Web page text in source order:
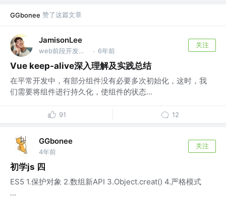
GGbonee 赞了这篇文章
JamisonLee
web前段开发工程师 · 6年前
关注
Vue keep-alive深入理解及实践总结
在平常开发中，有部分组件没有必要多次初始化，这时，我
们需要将组件进行持久化，使组件的状态...
91 12
GGbonee
4年前
关注
初学js 四
ES5 1.保护对象 2.数组新API 3.Object.creat() 4.严格模式
...